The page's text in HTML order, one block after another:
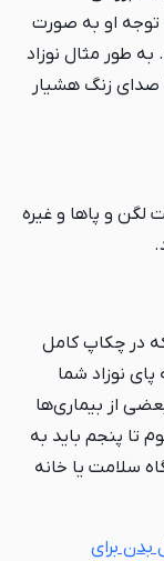
توجه او به صورت
به طور مثال نوزاد
صدای زنگ هشیار
و پاها و غیره
در چکاپ کامل
نوزاد شما
از بیماری‌ها
تا پنجم باید به
سلامت یا خانه
برای